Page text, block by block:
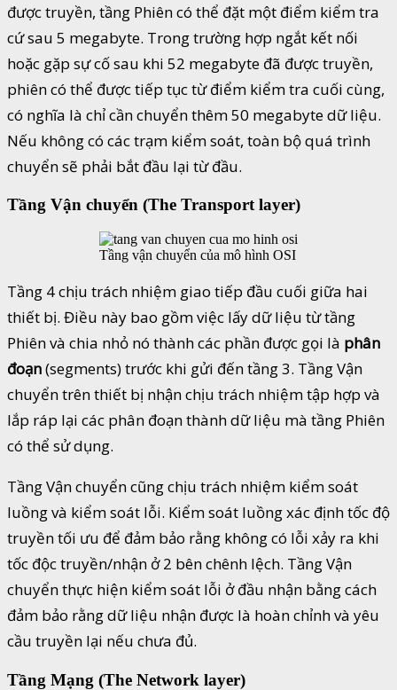
được truyền, tầng Phiên có thể đặt một điểm kiểm tra
cứ sau 5 megabyte. Trong trường hợp ngắt kết nối
hoặc gặp sự cố sau khi 52 megabyte đã được truyền,
phiên có thể được tiếp tục từ điểm kiểm tra cuối cùng,
có nghĩa là chỉ cần chuyển thêm 50 megabyte dữ liệu.
Nếu không có các trạm kiểm soát, toàn bộ quá trình
chuyển sẽ phải bắt đầu lại từ đầu.
Tầng Vận chuyển (The Transport layer)
Tầng vận chuyển của mô hình OSI
Tầng 4 chịu trách nhiệm giao tiếp đầu cuối giữa hai
thiết bị. Điều này bao gồm việc lấy dữ liệu từ tầng
Phiên và chia nhỏ nó thành các phần được gọi là phân
đoạn(segments) trước khi gửi đến tầng 3. Tầng Vận
chuyển trên thiết bị nhận chịu trách nhiệm tập hợp và
lắp ráp lại các phân đoạn thành dữ liệu mà tầng Phiên
có thể sử dụng.
Tầng Vận chuyển cũng chịu trách nhiệm kiểm soát
luồng và kiểm soát lỗi. Kiểm soát luồng xác định tốc độ
truyền tối ưu để đảm bảo rằng không có lỗi xảy ra khi
tốc độc truyền/nhận ở 2 bên chênh lệch. Tầng Vận
chuyển thực hiện kiểm soát lỗi ở đầu nhận bằng cách
đảm bảo rằng dữ liệu nhận được là hoàn chỉnh và yêu
cầu truyền lại nếu chưa đủ.
Tầng Mạng (The Network layer)